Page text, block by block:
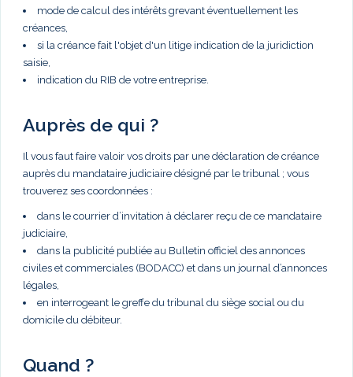
mode de calcul des intérêts grevant éventuellement les
créances,
si la créance fait l'objet d'un litige indication de la juridiction
saisie,
indication du RIB de votre entreprise.
Auprès de qui ?
Il vous faut faire valoir vos droits par une déclaration de créance
auprès du mandataire judiciaire désigné par le tribunal ; vous
trouverez ses coordonnées :
dans le courrier d’invitation à déclarer reçu de ce mandataire
judiciaire,
dans la publicité publiée au Bulletin officiel des annonces
civiles et commerciales (BODACC) et dans un journal d’annonces
légales,
en interrogeant le greffe du tribunal du siège social ou du
domicile du débiteur.
Quand ?